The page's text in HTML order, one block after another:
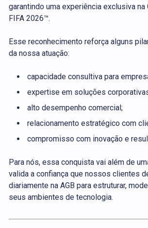
garantindo uma experiência exclusiva na
FIFA 2026™.
Esse reconhecimento reforça alguns
da nossa atuação:
capacidade consultiva para
expertise em soluções
alto desempenho comercial;
relacionamento estratégico com
compromisso com inovação e
Para nós, essa conquista vai além de
valida a confiança que nossos clientes
diariamente na AGB para estruturar,
seus ambientes de tecnologia.